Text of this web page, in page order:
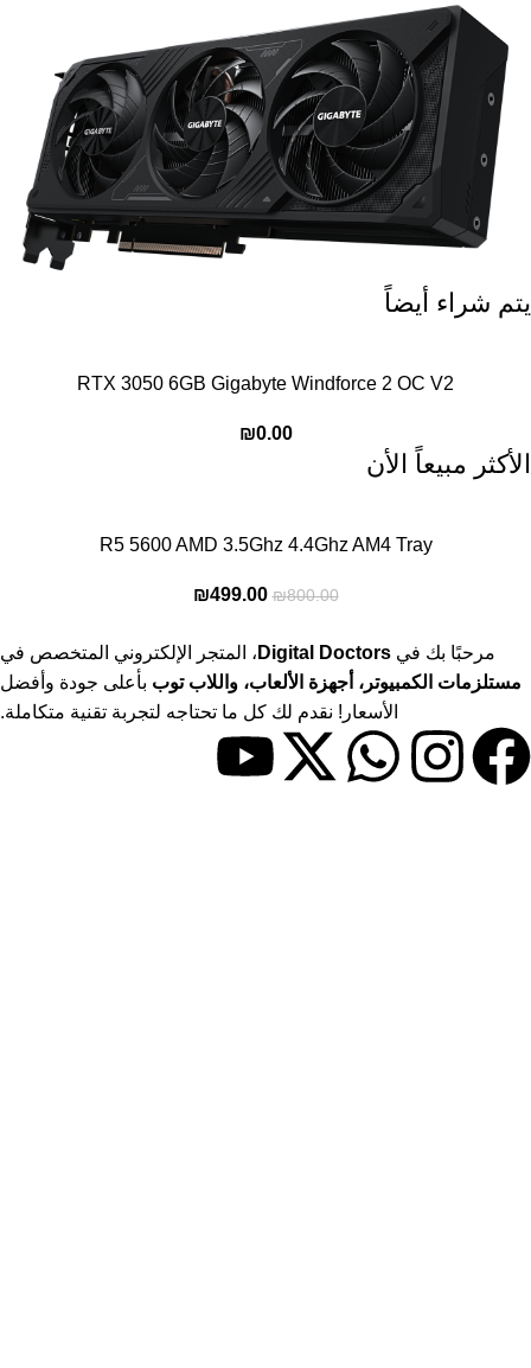
يتم شراء أيضاً
RTX 3050 6GB Gigabyte Windforce 2 OC V2
₪0.00
الأكثر مبيعاً الأن
R5 5600 AMD 3.5Ghz 4.4Ghz AM4 Tray
₪800.00
₪499.00
مرحبًا بك في Digital Doctors ، المتجر الإلكتروني المتخصص في
مستلزمات الكمبيوتر، أجهزة الألعاب، واللاب توب بأعلى جودة وأفضل
الأسعار! نقدم لك كل ما تحتاجه لتجربة تقنية متكاملة.